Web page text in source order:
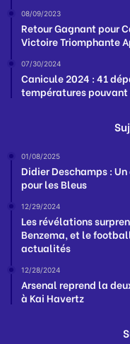
08/09/2023
Retour Gagnant pour
Victoire Triomphante
07/30/2024
Canicule 2024 : 41
températures pouvant
01/08/2025
Didier Deschamps :
pour les Bleus
12/29/2024
Les révélations
Benzema, et le
actualités
12/28/2024
Arsenal reprend la
à Kai Havertz